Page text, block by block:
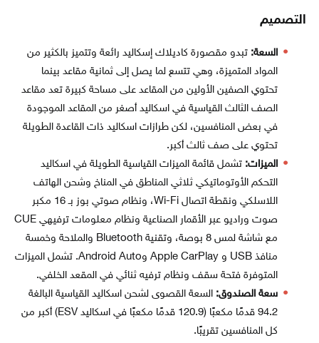
التصميم
السعة: تبدو مقصورة كاديلاك إسكاليد رائعة وتتميز بالكثير من
المواد المتميزة، وهي تتسع لما يصل إلى ثمانية مقاعد بينما
تحتوي الصفين الأولين من المقاعد على مساحة كبيرة تعد مقاعد
الصف الثالث القياسية في اسكاليد أصغر من المقاعد الموجودة
في بعض المنافسين، لكن طرازات اسكاليد ذات القاعدة الطويلة
تحتوي على صف ثالث أكبر.
الميزات: تشمل قائمة الميزات القياسية الطويلة في اسكاليد
التحكم الأوتوماتيكي ثلاثي المناطق في المناخ وشحن الهاتف
اللاسلكي ونقطة اتصال Wi-Fi، ونظام صوتي بوز بـ 16 مكبر
صوت وراديو عبر الأقمار الصناعية ونظام معلومات ترفيهي CUE
مع شاشة لمس 8 بوصة، وتقنية Bluetooth والملاحة وخمسة
منافذ USB و Apple CarPlay وAndroid Auto. تشمل الميزات
المتوفرة فتحة سقف ونظام ترفيه ثنائي في المقعد الخلفي.
سعة الصندوق: السعة القصوى لشحن اسكاليد القياسية البالغة
94.2 قدمًا مكعبًا (120.9 قدمًا مكعبًا في اسكاليد ESV) أكبر من
كل المنافسين تقريبًا.